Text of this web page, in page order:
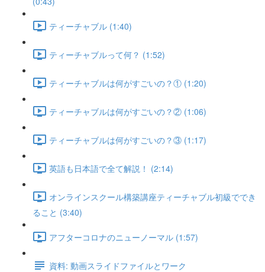
ティーチャブル (1:40)
ティーチャブルって何？ (1:52)
ティーチャブルは何がすごいの？① (1:20)
ティーチャブルは何がすごいの？② (1:06)
ティーチャブルは何がすごいの？③ (1:17)
英語も日本語で全て解説！ (2:14)
オンラインスクール構築講座ティーチャブル初級ででき
ること (3:40)
アフターコロナのニューノーマル (1:57)
資料: 動画スライドファイルとワーク